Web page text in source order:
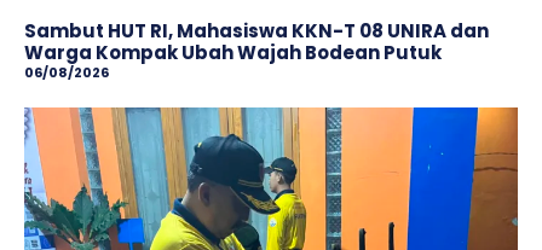
Sambut HUT RI, Mahasiswa KKN-T 08 UNIRA dan
Warga Kompak Ubah Wajah ‎Bodean Putuk
06/08/2026